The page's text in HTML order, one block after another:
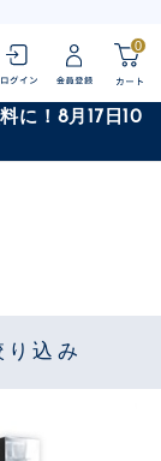
0
に！8月17日10
り込み